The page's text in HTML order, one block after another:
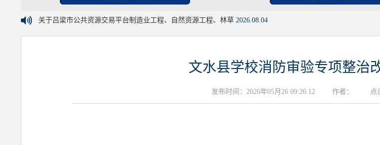
关于吕梁市公共资源交易平台制造业工程、自然资源工程、林草 2026.08.04
文水县学校消防审验专项整治
发布时间：2026年05月26 09:26:12 作者： 点